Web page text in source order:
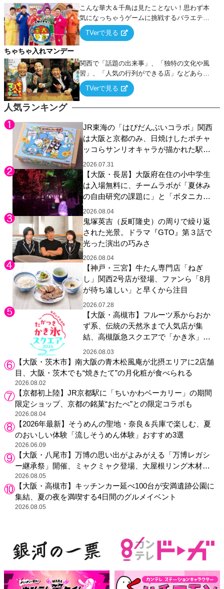
人気ランキング
JR東海の「はぴだんぶいコラボ」関西
は大阪と京都のみ、日焼けしたポチャ
ッコらサンリオキャラが描かれた駅弁
やグッズが登場
2026.07.31
【大阪・長居】大阪府在住の小中学生
は入場無料に、チームラボが「夏休み
の自由研究の課題に」と「ボタニカル
ガーデン 大阪」へ招待
2026.08.04
鬼塚英吉（反町隆史）の周りで繰り返
された光景。ドラマ『GTO』第３話で
光った演出の巧みさ
2026.08.04
【神戸・三宮】牛たん専門店「ねぎ
し」関西2号店が登場、ファンら「8月
が待ち遠しい」と早くから注目
2026.07.28
【大阪・高槻市】フルーツ系からおか
ず系、伝統の天然氷まで人気店が集
結、高槻阪急スクエアで「かき氷」祭
り
2026.08.03
【大阪・茨木市】南大阪の青木松風庵が北摂エリアに2店舗
目、大阪・茨木でも“焼きたて”の月化粧が食べられる
2026.08.02
【京都初上陸】JR京都駅に「ちいかわベーカリー」の期間
限定ショップ、京都の銘菓“おたべ”との限定コラボも
2026.08.04
【2026年最新】そうめんの聖地・奈良＆兵庫で楽しむ、夏
のおいしい体験「流しそうめん体験」おすすめ3選
2026.06.09
【大阪・八尾市】万博の思い出がよみがえる「万博レガシ
ー継承祭」開催、ミャクミャク登場、大屋根リング木材展
示も
2026.08.05
【大阪・高槻市】キッチンカー延べ100台が安満遺跡公園に
集結、夏の夜を満喫する4日間のグルメイベント
2026.08.05
こんな華大＆千鳥は見たことない！思わず本
気になっちゃうゲームに挑戦するバラエティ
ー！
TVerで見る
ちゃちゃ入れマンデー
関西で「話題の出来事」、「独特の文化や風
習」、「人気の行列ができる店」などあらゆ
るテーマについて好き放題にちゃちゃを入れ
ていく関西色を前面に押し出したトークバラ
TVerで見る